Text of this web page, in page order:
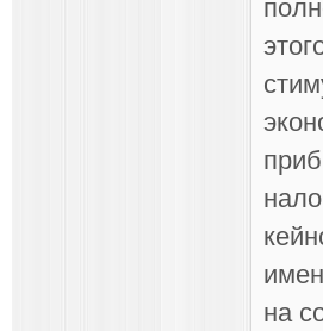
на